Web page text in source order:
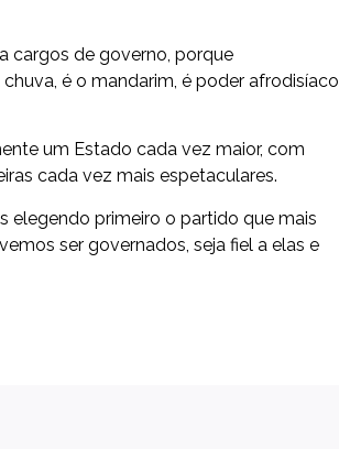
cargos de governo, porque
é o mandarim, é poder afrodisíaco
um Estado cada vez maior, com
cada vez mais espetaculares.
elegendo primeiro o partido que mais
ser governados, seja fiel a elas e